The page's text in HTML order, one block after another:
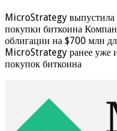
MicroStrategy выпустила
покупки биткоина
облигации на $700 млн
MicroStrategy ранее уже
покупок биткоина